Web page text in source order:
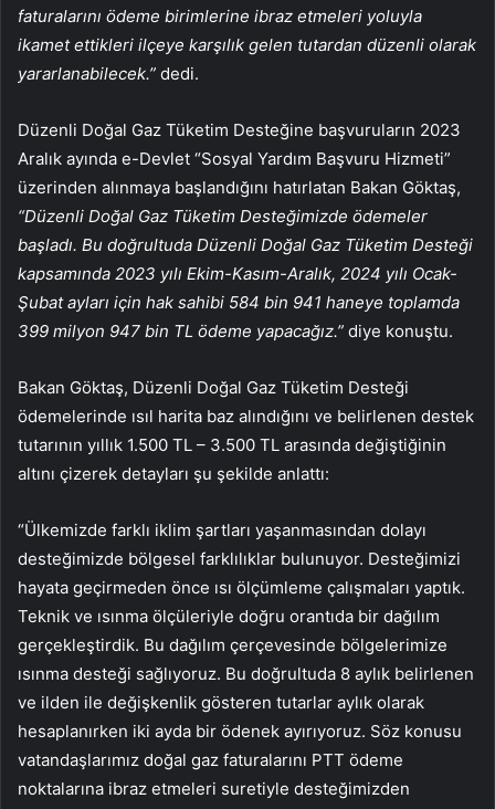
faturalarını ödeme birimlerine ibraz etmeleri yoluyla
ikamet ettikleri ilçeye karşılık gelen tutardan düzenli olarak
yararlanabilecek.” dedi.
Düzenli Doğal Gaz Tüketim Desteğine başvuruların 2023
Aralık ayında e-Devlet “Sosyal Yardım Başvuru Hizmeti”
üzerinden alınmaya başlandığını hatırlatan Bakan Göktaş,
“Düzenli Doğal Gaz Tüketim Desteğimizde ödemeler
başladı. Bu doğrultuda Düzenli Doğal Gaz Tüketim Desteği
kapsamında 2023 yılı Ekim-Kasım-Aralık, 2024 yılı Ocak-
Şubat ayları için hak sahibi 584 bin 941 haneye toplamda
399 milyon 947 bin TL ödeme yapacağız.” diye konuştu.
Bakan Göktaş, Düzenli Doğal Gaz Tüketim Desteği
ödemelerinde ısıl harita baz alındığını ve belirlenen destek
tutarının yıllık 1.500 TL – 3.500 TL arasında değiştiğinin
altını çizerek detayları şu şekilde anlattı:
“Ülkemizde farklı iklim şartları yaşanmasından dolayı
desteğimizde bölgesel farklılıklar bulunuyor. Desteğimizi
hayata geçirmeden önce ısı ölçümleme çalışmaları yaptık.
Teknik ve ısınma ölçüleriyle doğru orantıda bir dağılım
gerçekleştirdik. Bu dağılım çerçevesinde bölgelerimize
ısınma desteği sağlıyoruz. Bu doğrultuda 8 aylık belirlenen
ve ilden ile değişkenlik gösteren tutarlar aylık olarak
hesaplanırken iki ayda bir ödenek ayırıyoruz. Söz konusu
vatandaşlarımız doğal gaz faturalarını PTT ödeme
noktalarına ibraz etmeleri suretiyle desteğimizden